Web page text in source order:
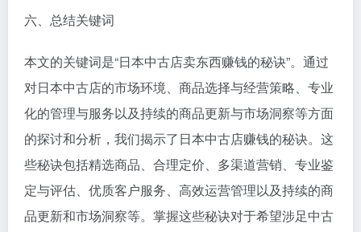
六、总结关键词
本文的关键词是“日本中古店卖东西赚钱的秘诀”。通过
对日本中古店的市场环境、商品选择与经营策略、专业
化的管理与服务以及持续的商品更新与市场洞察等方面
的探讨和分析，我们揭示了日本中古店赚钱的秘诀。这
些秘诀包括精选商品、合理定价、多渠道营销、专业鉴
定与评估、优质客户服务、高效运营管理以及持续的商
品更新和市场洞察等。掌握这些秘诀对于希望涉足中古